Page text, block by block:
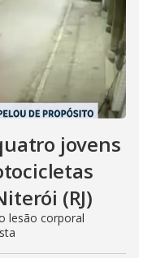
jovens
(RJ)
lesão corporal